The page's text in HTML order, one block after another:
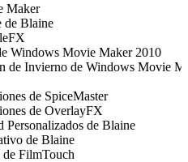
Maker
de Blaine
Windows Movie Maker 2010
de Invierno de Windows Movie
de SpiceMaster
de OverlayFX
Personalizados de Blaine
de Blaine
de FilmTouch